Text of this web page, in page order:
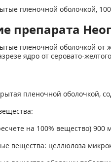
пленочной оболочкой,
препарата
пленочной оболочкой от
ядро от серовато-
пленочной оболочкой,
на 100% вещество) 900
вещества: целлюлоза